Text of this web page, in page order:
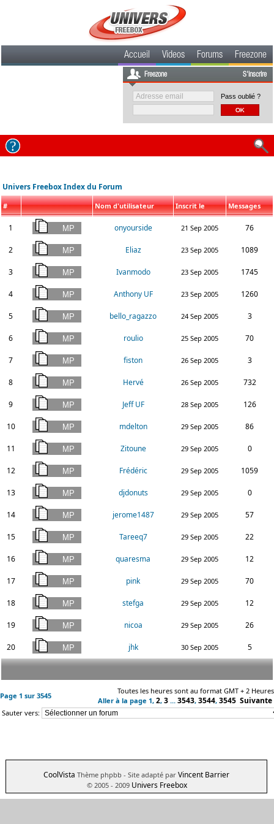
Accueil Videos Forums Freezone
Freezone S'inscrire
Pass oublié ?
Univers Freebox Index du Forum
# Nom d'utilisateur Inscrit le Messages
1 onyourside 21 Sep 2005 76
2 Eliaz 23 Sep 2005 1089
3 Ivanmodo 23 Sep 2005 1745
4 Anthony UF 23 Sep 2005 1260
5 bello_ragazzo 24 Sep 2005 3
6 roulio 25 Sep 2005 70
7 fiston 26 Sep 2005 3
8 Hervé 26 Sep 2005 732
9 Jeff UF 28 Sep 2005 126
10 mdelton 29 Sep 2005 86
11 Zitoune 29 Sep 2005 0
12 Frédéric 29 Sep 2005 1059
13 djdonuts 29 Sep 2005 0
14 jerome1487 29 Sep 2005 57
15 Tareeq7 29 Sep 2005 22
16 quaresma 29 Sep 2005 12
17 pink 29 Sep 2005 70
18 stefga 29 Sep 2005 12
19 nicoa 29 Sep 2005 26
20 jhk 30 Sep 2005 5
Page 1 sur 3545
Toutes les heures sont au format GMT + 2 Heures
Aller à la page 1, 2, 3 ... 3543, 3544, 3545 Suivante
Sauter vers:
CoolVista Thème phpbb - Site adapté par Vincent Barrier
© 2005 - 2009 Univers Freebox